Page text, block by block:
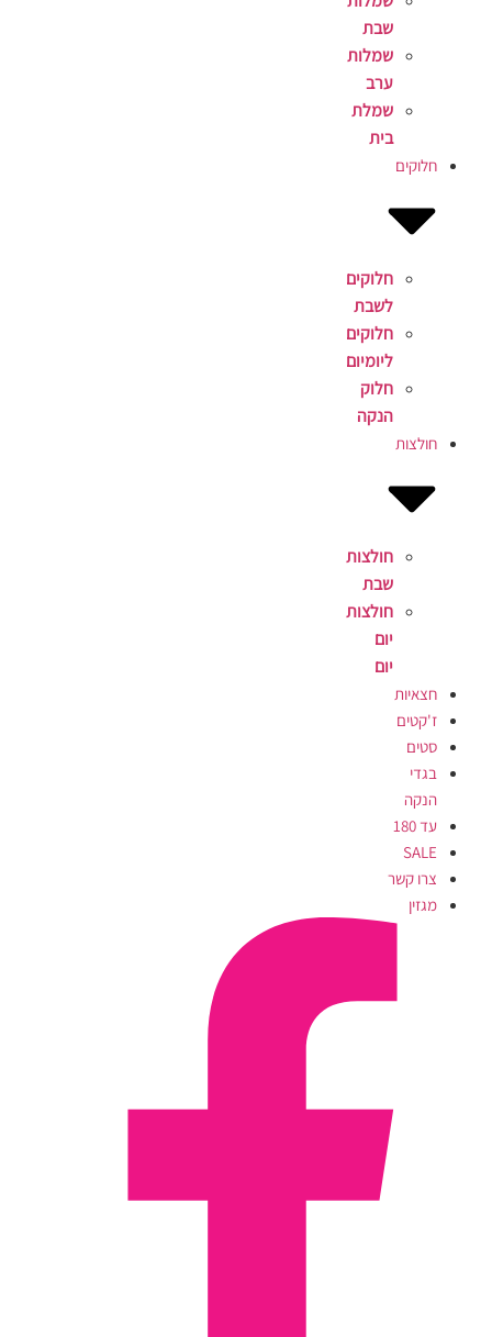
שבת
שמלות
ערב
שמלת
בית
חלוקים
חלוקים
לשבת
חלוקים
ליומיום
חלוק
הנקה
חולצות
חולצות
שבת
חולצות
יום
יום
חצאיות
ז'קטים
סטים
בגדי
הנקה
עד 180
SALE
צרו קשר
מגזין